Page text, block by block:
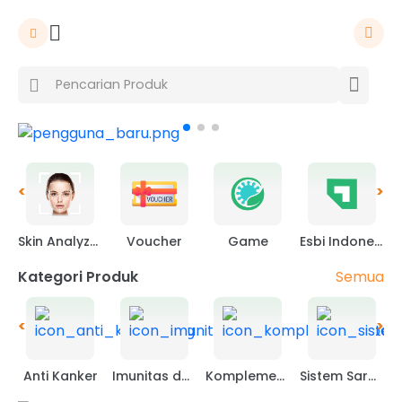
Skin Analyzer Voucher Game Esbi Indonesia
< >
Kategori Produk Semua
Anti Kanker Imunitas dan lainnya Komplemen Obat Sistem Saraf dan Pembuluh Darah
< >